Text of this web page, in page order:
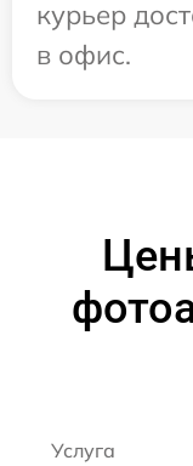
курьер
в офис.
Услуга